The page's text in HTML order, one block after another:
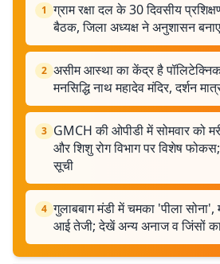
1 ग्राम रक्षा दल के 30 दिवसीय
बैठक, जिला अध्यक्ष ने अनुशासन
2 असीम आस्था का केंद्र है
मनसिद्धि नाथ महादेव मंदिर, दर्शन
3 GMCH की ओपीडी में सोमवार को
और शिशु रोग विभाग पर विशेष
सूची
4 गुलाबबाग मंडी में चमका 'पीला
आई तेजी; देखें अन्य अनाज व जिंसों का